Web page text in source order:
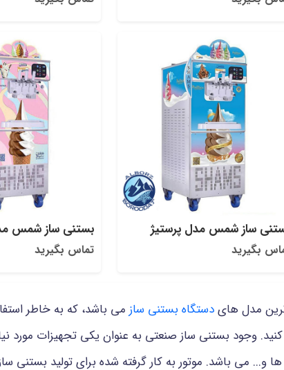
ساز شمس مدل پرستیژ
بگیرید
بستنی ساز شمس
تماس بگیرید
مدل هایدستگاه بستنی ساز می باشد، که به خاطر
وجود بستنی ساز صنعتی به عنوان یکی تجهیزات مورد